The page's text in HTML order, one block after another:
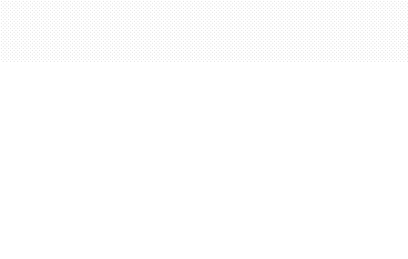
Temas
NetflixcuentasDispositivos